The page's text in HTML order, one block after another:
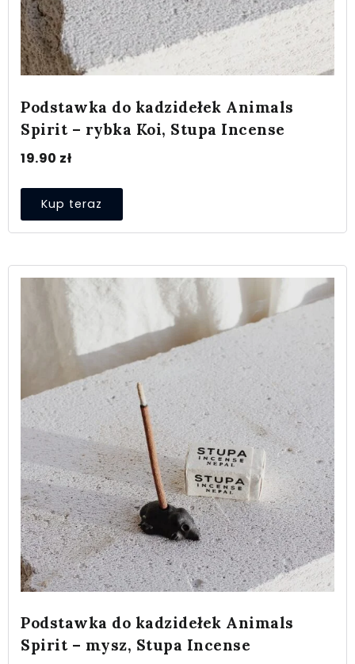
Podstawka do kadzidełek Animals
Spirit – rybka Koi, Stupa Incense
19.90 zł
Kup teraz
Podstawka do kadzidełek Animals
Spirit – mysz, Stupa Incense